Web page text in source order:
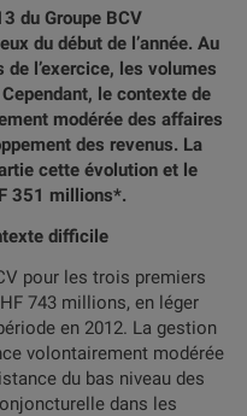
du Groupe BCV
du début de l’année. Au
l’exercice, les volumes
le contexte de
modérée des affaires
des revenus. La
cette évolution et le
351 millions*.
difficile
pour les trois premiers
743 millions, en léger
en 2012. La gestion
volontairement modérée
du bas niveau des
dans les